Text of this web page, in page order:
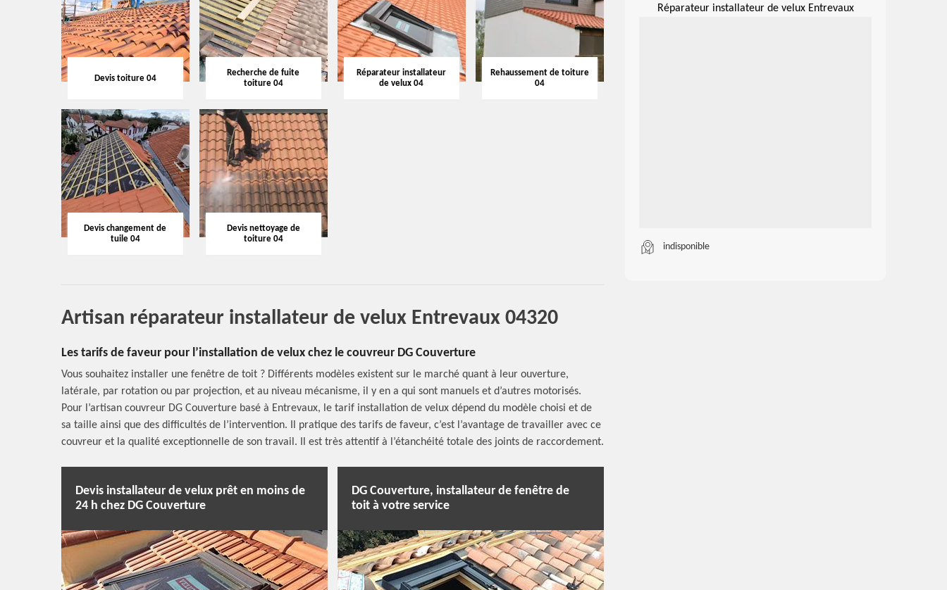
Devis toiture 04
Recherche de fuite
toiture 04
Réparateur installateur
de velux 04
Rehaussement de toiture
04
Devis changement de
tuile 04
Devis nettoyage de
toiture 04
Artisan réparateur installateur de velux Entrevaux 04320
Les tarifs de faveur pour l’installation de velux chez le couvreur DG Couverture
Vous souhaitez installer une fenêtre de toit ? Différents modèles existent sur le marché quant à leur ouverture,
latérale, par rotation ou par projection, et au niveau mécanisme, il y en a qui sont manuels et d’autres motorisés.
Pour l’artisan couvreur DG Couverture basé à Entrevaux, le tarif installation de velux dépend du modèle choisi et de
sa taille ainsi que des difficultés de l’intervention. Il pratique des tarifs de faveur, c’est l’avantage de travailler avec ce
couvreur et la qualité exceptionnelle de son travail. Il est très attentif à l’étanchéité totale des joints de raccordement.
Devis installateur de velux prêt en moins de
24 h chez DG Couverture
DG Couverture, installateur de fenêtre de
toit à votre service
Réparateur installateur de velux Entrevaux
indisponible